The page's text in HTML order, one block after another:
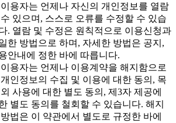
용자는 언제나 자신의 개인정보를 열람
있으며, 스스로 오류를 수정할 수 있습
. 열람 및 수정은 원칙적으로 이용신청과
한 방법으로 하며, 자세한 방법은 공지,
안내에 정한 바에 따릅니다.
용자는 언제나 이용계약을 해지함으로
인정보의 수집 및 이용에 대한 동의, 목
사용에 대한 별도 동의, 제3자 제공에
별도 동의를 철회할 수 있습니다. 해지
법은 이 약관에서 별도로 규정한 바에